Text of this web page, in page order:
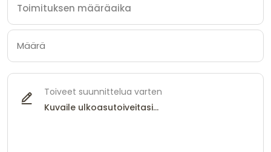
Toiveet suunnittelua varten